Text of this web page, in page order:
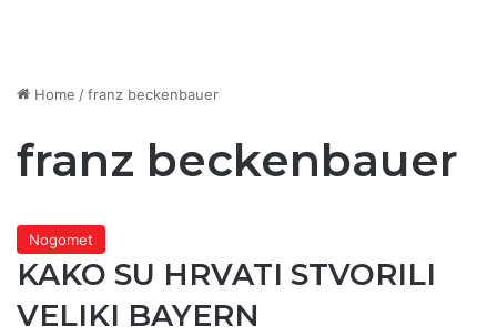
Home /franz beckenbauer
franz beckenbauer
Nogomet
KAKO SU HRVATI STVORILI
VELIKI BAYERN